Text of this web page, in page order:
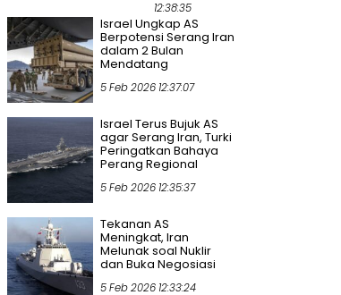
12:38:35
Israel Ungkap AS
Berpotensi Serang Iran
dalam 2 Bulan
Mendatang
5 Feb 2026 12:37:07
Israel Terus Bujuk AS
agar Serang Iran, Turki
Peringatkan Bahaya
Perang Regional
5 Feb 2026 12:35:37
Tekanan AS
Meningkat, Iran
Melunak soal Nuklir
dan Buka Negosiasi
5 Feb 2026 12:33:24